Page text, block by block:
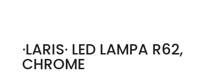
·LARIS· LED LAMPA R62,
CHROME